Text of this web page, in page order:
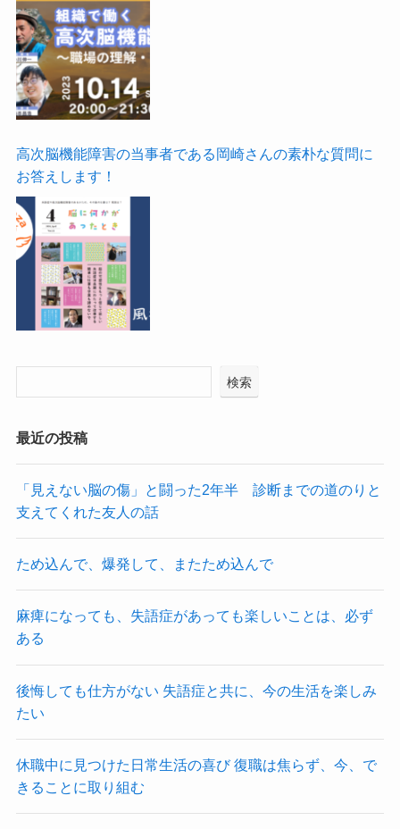
高次脳機能障害の当事者である岡崎さんの素朴な質問に
お答えします！
検索
最近の投稿
「見えない脳の傷」と闘った2年半 診断までの道のりと
支えてくれた友人の話
ため込んで、爆発して、またため込んで
麻痺になっても、失語症があっても楽しいことは、必ず
ある
後悔しても仕方がない 失語症と共に、今の生活を楽しみ
たい
休職中に見つけた日常生活の喜び 復職は焦らず、今、で
きることに取り組む